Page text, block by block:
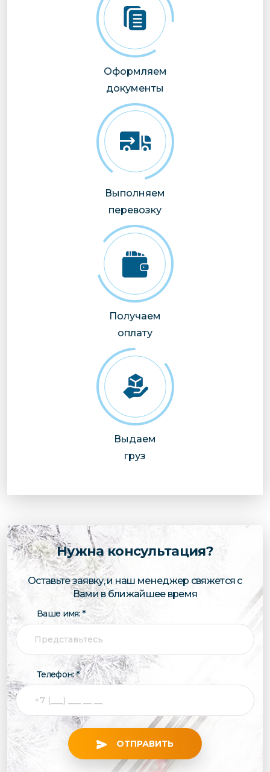
Оформляем
документы
Выполняем
перевозку
Получаем
оплату
Выдаем
груз
Нужна консультация?
Оставьте заявку, и наш менеджер свяжется с
Вами в ближайшее время
Ваше имя: *
Телефон: *
ОТПРАВИТЬ